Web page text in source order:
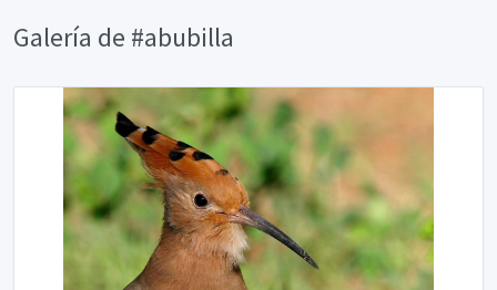
Galería de #abubilla